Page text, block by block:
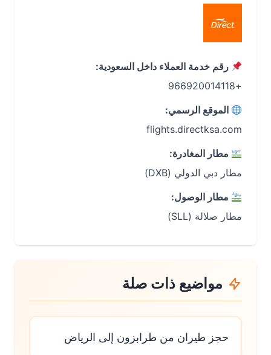
رقم خدمة العملاء داخل السعودية:
الموقع الرسمي:
flights.directksa.com
مطار المغادرة:
مطار دبي الدولي (DXB)
مطار الوصول:
مطار صلالة (SLL)
مواضيع ذات صلة
حجز طيران من طرابزون إلى الرياض